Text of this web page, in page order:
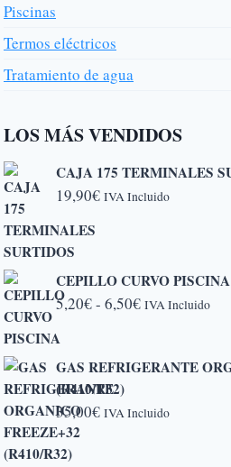
Piscinas
Termos eléctricos
Tratamiento de agua
LOS MÁS VENDIDOS
CAJA 175 TERMINALES
19,90€ IVA Incluido
CEPILLO CURVO PISCINA
5,20€- 6,50€Rango
desde
hasta
IVA Incluido
GAS REFRIGERANTE
(R410/R32)
35,00€ IVA Incluido